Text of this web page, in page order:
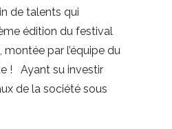
de talents qui
édition du festival
montée par l’équipe du
! Ayant su investir
de la société sous